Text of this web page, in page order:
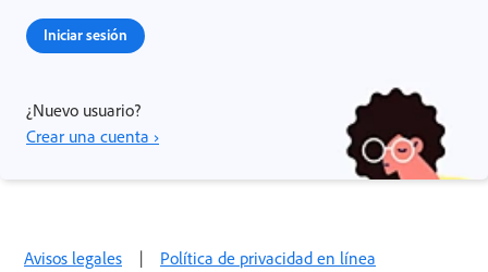
Iniciar sesión
¿Nuevo usuario?
Crear una cuenta ›
Avisos legales | Política de privacidad en línea